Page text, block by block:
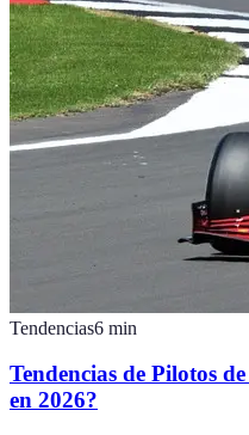
Tendencias6 min
Tendencias de Pilotos
en 2026?